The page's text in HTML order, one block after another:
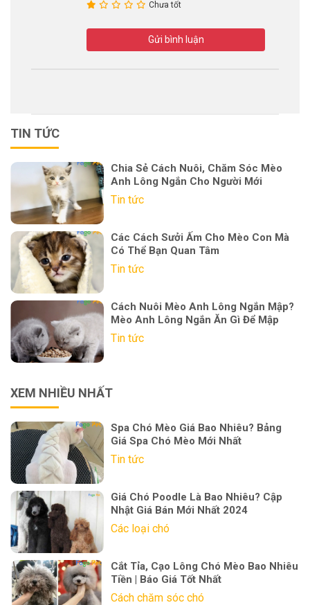
Chưa tốt
Gửi bình luận
TIN TỨC
Chia Sẻ Cách Nuôi, Chăm Sóc Mèo
Anh Lông Ngắn Cho Người Mới
Tin tức
Các Cách Sưởi Ấm Cho Mèo Con Mà
Có Thể Bạn Quan Tâm
Tin tức
Cách Nuôi Mèo Anh Lông Ngắn Mập?
Mèo Anh Lông Ngắn Ăn Gì Để Mập
Tin tức
XEM NHIỀU NHẤT
Spa Chó Mèo Giá Bao Nhiêu? Bảng
Giá Spa Chó Mèo Mới Nhất
Tin tức
Giá Chó Poodle Là Bao Nhiêu? Cập
Nhật Giá Bán Mới Nhất 2024
Các loại chó
Cắt Tỉa, Cạo Lông Chó Mèo Bao Nhiêu
Tiền | Báo Giá Tốt Nhất
Cách chăm sóc chó